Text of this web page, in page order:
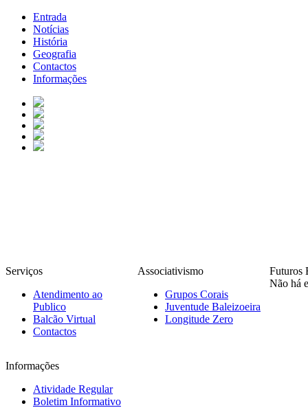
Entrada
Notícias
História
Geografia
Contactos
Informações
Serviços
Atendimento ao
Publico
Balcão Virtual
Contactos
Associativismo
Grupos Corais
Juventude Baleizoeira
Longitude Zero
Futuros
Não há
Informações
Atividade Regular
Boletim Informativo